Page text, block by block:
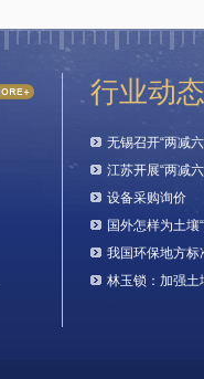
行业动态
无锡召开“两减
江苏开展“两减
设备采购询价
国外怎样为土壤
我国环保地方标
林玉锁：加强